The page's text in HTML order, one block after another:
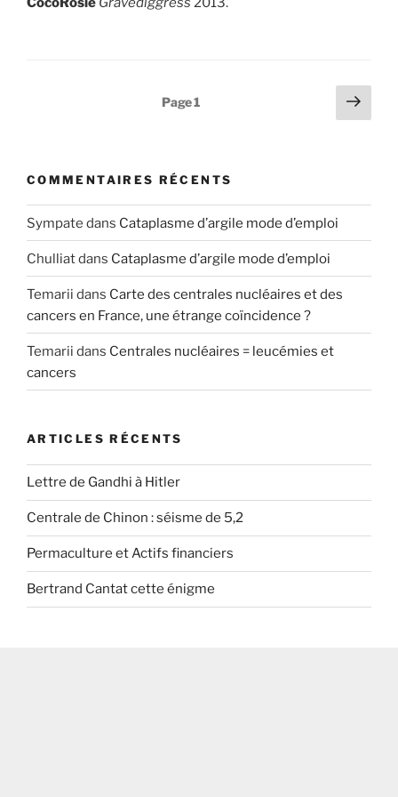
Page1
Page
COMMENTAIRES RÉCENTS
Sympate dans Cataplasme d’argile mode d’emploi
Chulliatdans Cataplasme d’argile mode d’emploi
Temarii dans Carte des centrales nucléaires et des
cancers en France, une étrange coïncidence ?
Temarii dans Centrales nucléaires = leucémies et
cancers
ARTICLES RÉCENTS
Lettre de Gandhi à Hitler
Centrale de Chinon : séisme de 5,2
Permaculture et Actifs financiers
Bertrand Cantat cette énigme